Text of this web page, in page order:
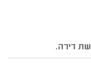
דירה.